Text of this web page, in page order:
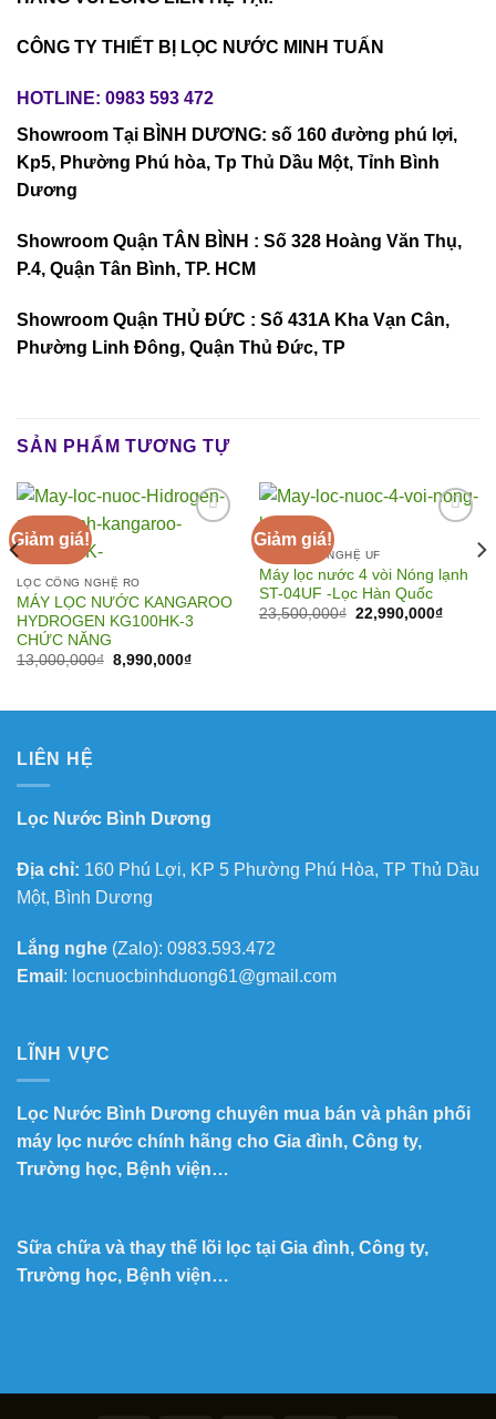
CÔNG TY THIẾT BỊ LỌC NƯỚC MINH TUẤN
HOTLINE: 0983 593 472
Showroom Tại BÌNH DƯƠNG: số 160 đường phú lợi,
Kp5, Phường Phú hòa, Tp Thủ Dầu Một, Tỉnh Bình
Dương
Showroom Quận TÂN BÌNH : Số 328 Hoàng Văn Thụ,
P.4, Quận Tân Bình, TP. HCM
Showroom Quận THỦ ĐỨC : Số 431A Kha Vạn Cân,
Phường Linh Đông, Quận Thủ Đức, TP
SẢN PHẨM TƯƠNG TỰ
Giảm giá!
LỌC CÔNG NGHỆ RO
MÁY LỌC NƯỚC KANGAROO
HYDROGEN KG100HK-3
CHỨC NĂNG
13,000,000₫ Giá
8,990,000₫Giá
Giảm giá!
Add to
Wishlist
LỌC CÔNG NGHỆ UF
Máy lọc nước 4 vòi Nóng lạnh
ST-04UF -Lọc Hàn Quốc
23,500,000₫ Giá
22,990,000₫Giá
LIÊN HỆ
Lọc Nước Bình Dương
Địa chỉ: 160 Phú Lợi, KP 5 Phường Phú Hòa, TP Thủ Dầu
Một, Bình Dương
Lắng nghe (Zalo): 0983.593.472
Email : locnuocbinhduong61@gmail.com
LĨNH VỰC
Lọc Nước Bình Dương chuyên mua bán và phân phối
máy lọc nước chính hãng cho Gia đình, Công ty,
Trường học, Bệnh viện…
Sữa chữa và thay thế lõi lọc tại Gia đình, Công ty,
Trường học, Bệnh viện…